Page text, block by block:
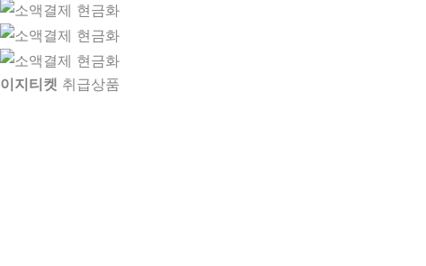
이지티켓 취급상품